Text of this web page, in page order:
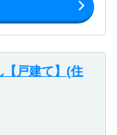
【戸建て】(住